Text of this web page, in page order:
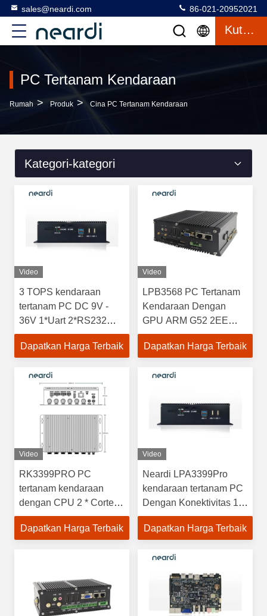
sales@neardi.com 86-021-20952021
Kutipan
PC Tertanam Kendaraan
Rumah > Produk > Cina PC Tertanam Kendaraan
Kategori-kategori
Video
3 TOPS kendaraan
tertanam PC DC 9V -
36V 1*Uart 2*RS232
1*RS485
Dapatkan Harga Terbaik
Video
LPB3568 PC Tertanam
Kendaraan Dengan
GPU ARM G52 2EE
Kamera Dukungan 8
Kamera AHD
Dapatkan Harga Terbaik
Video
RK3399PRO PC
tertanam kendaraan
dengan CPU 2 * Cortex-
A72 + 4 * Cortex-A53
Dapatkan Harga Terbaik
Video
Neardi LPA3399Pro
kendaraan tertanam PC
Dengan Konektivitas 1 *
Uart, 2 * RS232 1 *
RS485
Dapatkan Harga Terbaik